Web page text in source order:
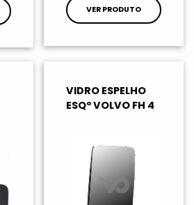
VER PRODUTO
VIDRO ESPELHO
ESQº VOLVO FH 4